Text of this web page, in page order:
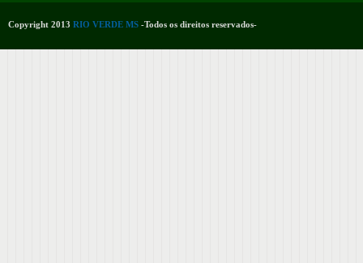
Copyright 2013 RIO VERDE MS -Todos os direitos reservados-